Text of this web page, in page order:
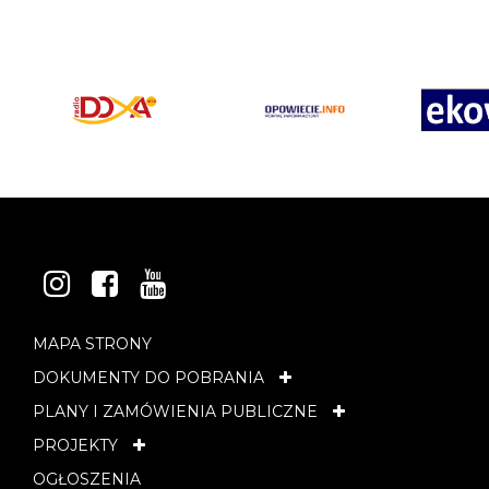
INSTAGRAM
FACEBOOK
YOUTUBE
MAPA STRONY
DOKUMENTY DO POBRANIA
PLANY I ZAMÓWIENIA PUBLICZNE
PROJEKTY
OGŁOSZENIA